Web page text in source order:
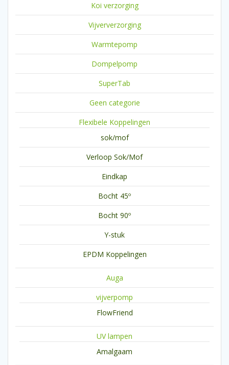
Koi verzorging
Vijververzorging
Warmtepomp
Dompelpomp
SuperTab
Geen categorie
Flexibele Koppelingen
sok/mof
Verloop Sok/Mof
Eindkap
Bocht 45º
Bocht 90º
Y-stuk
EPDM Koppelingen
Auga
vijverpomp
FlowFriend
UV lampen
Amalgaam